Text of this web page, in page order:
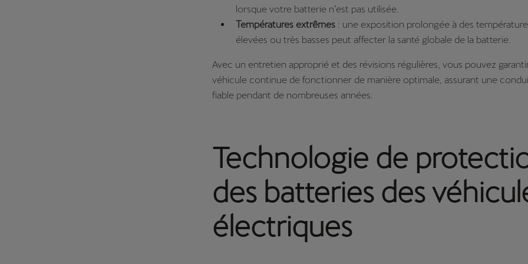
lorsque votre batterie n’est pas utilisée.
Températures extrêmes : une exposition prolongée à des
élevées ou très basses peut affecter la santé globale de la batterie.
Avec un entretien approprié et des révisions régulières, vous pouvez
véhicule continue de fonctionner de manière optimale, assurant une
fiable pendant de nombreuses années.
Technologie de
des batteries des
électriques